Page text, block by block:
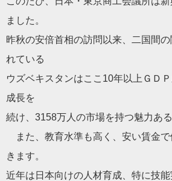
ました。
昨秋の安倍首相の訪問以来、二国間
れている
ウズベキスタンはここ10年以上ＧＤ
成長を
続け、3158万人の市場を持つ魅力ある
また、教育水準も高く、安い賃金
きます。
近年は日本向けの人材育成、特に技